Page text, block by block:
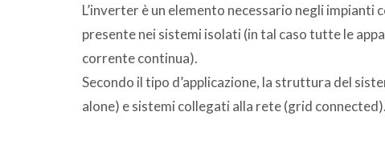
L’inverter è un elemento necessario negli
presente nei sistemi isolati (in tal caso tutte le
corrente continua).
Secondo il tipo d’applicazione, la struttura del
alone) e sistemi collegati alla rete (grid connected).